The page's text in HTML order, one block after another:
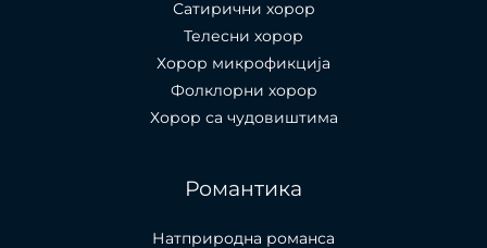
Сатирични хорор
Телесни хорор
Хорор микрофикција
Фолклорни хорор
Хорор са чудовиштима
Романтика
Натприродна романса